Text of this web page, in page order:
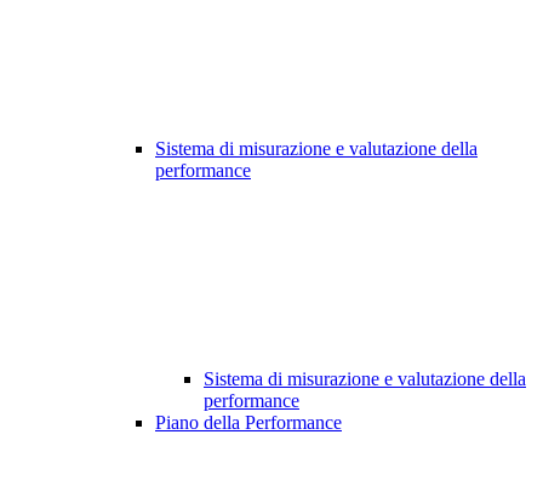
Sistema di misurazione e valutazione della
performance
Sistema di misurazione e valutazione della
performance
Piano della Performance